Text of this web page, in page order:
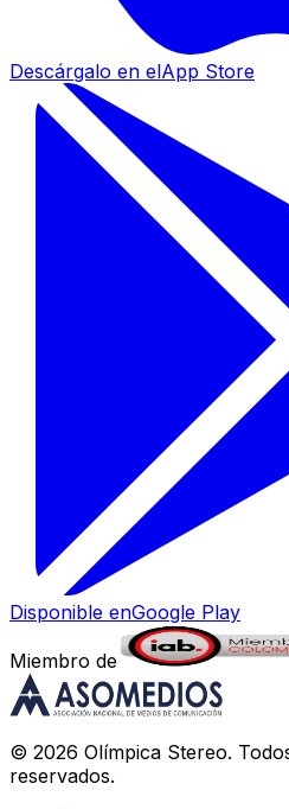
Descárgalo en elApp Store
Disponible enGoogle Play
Miembro de
© 2026 Olímpica Stereo.
reservados.